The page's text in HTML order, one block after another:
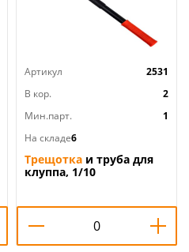
Артикул
2531
В кор.
2
Мин.парт.
1
На складе6
Трещотка и труба для
клуппа, 1/10